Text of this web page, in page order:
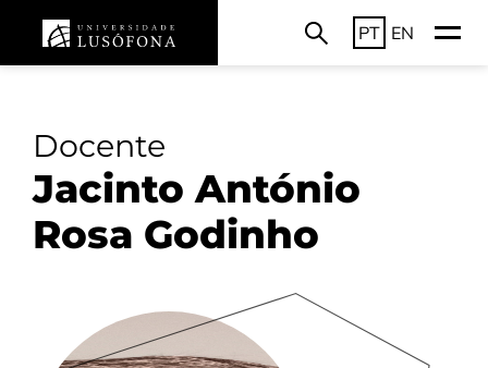
PT EN
Docente
Jacinto António
Rosa Godinho